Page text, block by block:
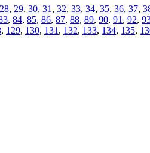
28, 29, 30, 31 , 32, 33, 34, 35, 36, 37,
, 84, 85, 86, 87, 88, 89, 90, 91 , 92,
, 129, 130, 131 , 132, 133, 134, 135,